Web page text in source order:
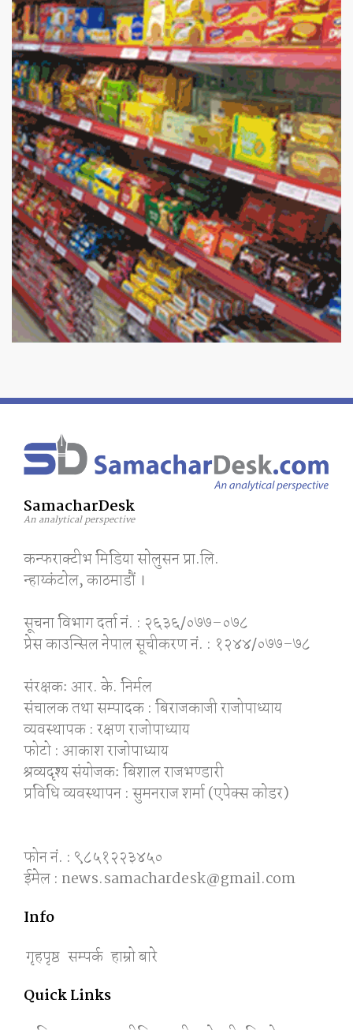
SamacharDesk
An analytical perspective
कन्फराक्टीभ मिडिया साेलुसन प्रा.लि.
न्हाय्कंटाेल, काठमाडाैं ।
सूचना विभाग दर्ता नं. : २६३६/०७७–०७८
प्रेस काउन्सिल नेपाल सूचीकरण नं. : १२४४/०७७–७८
संरक्षकः आर. के. निर्मल
संचालक तथा सम्पादक : बिराजकाजी राजोपाध्याय
व्यवस्थापक : रक्षण राजोपाध्याय
फोटो : आकाश राजोपाध्याय
श्रव्यदृश्य संयोजकः बिशाल राजभण्डारी
प्रविधि व्यवस्थापन : सुमनराज शर्मा (एपेक्स काेडर)
फोन नं. : ९८५१२२३४५०
ईमेल : news.samachardesk@gmail.com
Info
गृहपृष्ठ सम्पर्क हाम्रो बारे
Quick Links